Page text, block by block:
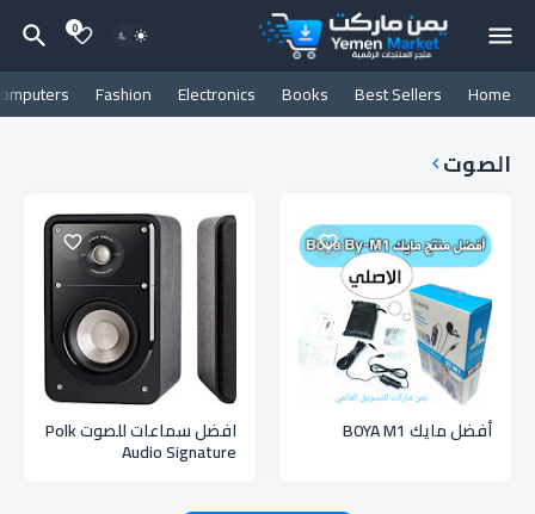
0
Home
Best Sellers
Books
Electronics
Fashion
الصوت
أفضل مايك BOYA M1 افضل سماعات للصوت Polk
Audio Signature